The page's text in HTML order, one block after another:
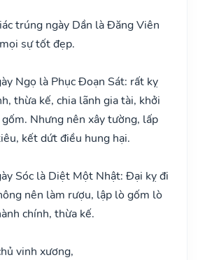
trúng ngày Dần là Đăng Viên
sự tốt đẹp.
Ngọ là Phục Đoạn Sát: rất kỵ
thừa kế, chia lãnh gia tài, khởi
Nhưng nên xây tường, lấp
kết dứt điều hung hại.
Sóc là Diệt Một Nhật: Đại kỵ đi
nên làm rượu, lập lò gốm lò
chính, thừa kế.
vinh xương,